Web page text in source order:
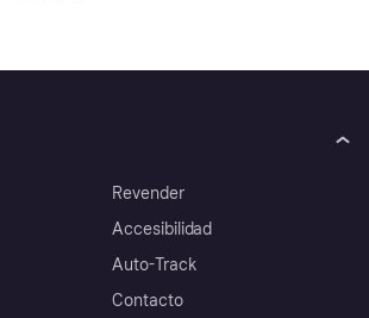
Revender
Accesibilidad
Auto-Track
Contacto